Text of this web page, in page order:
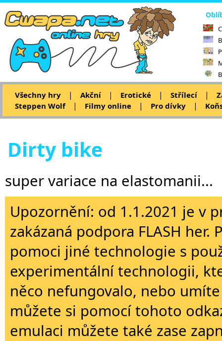
Všechny hry | Akční | Erotické | Střílecí |
Steppen Wolf
| Filmy online | Pro dívky |
Dirty bike
super variace na elastomanii...
Upozornění: od 1.1.2021 je v
zakázaná podpora FLASH
pomoci jiné technologie s
experimentální technologii,
něco nefungovalo, nebo
můžete si pomocí tohoto
emulaci můžete také zase